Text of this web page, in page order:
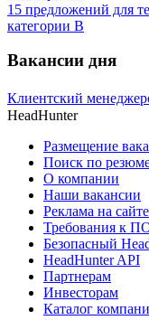
15 предложений для
категории В
Вакансии дня
Клиентский менеджер
HeadHunter
Размещение
Поиск по
О компании
Наши вакансии
Реклама на сайте
Требования к
Безопасный
HeadHunter API
Партнерам
Инвесторам
Каталог